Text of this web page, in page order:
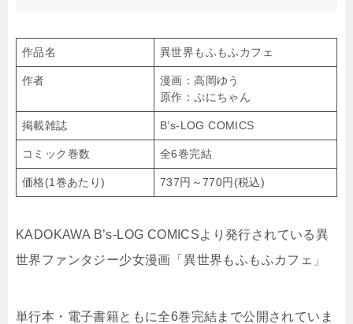
作品名 異世界もふもふカフェ
作者
漫画：高岡ゆう
原作：ぷにちゃん
掲載雑誌 B’s-LOG COMICS
コミック巻数 全6巻完結
価格(1巻あたり) 737円～770円(税込)
KADOKAWA B’s-LOG COMICSより発行されている異
世界ファンタジー少女漫画「異世界もふもふカフェ」
単行本・電子書籍ともに全6巻完結まで公開されていま